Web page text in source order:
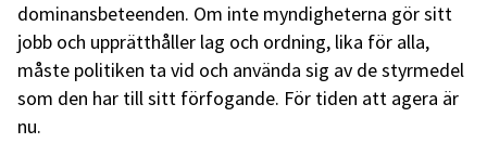
dominansbeteenden. Om inte myndigheterna gör sitt
jobb och upprätthåller lag och ordning, lika för alla,
måste politiken ta vid och använda sig av de styrmedel
som den har till sitt förfogande. För tiden att agera är
nu.